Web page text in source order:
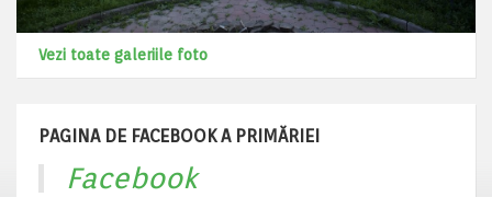
Vezi toate galeriile foto
PAGINA DE FACEBOOK A PRIMĂRIEI
Facebook